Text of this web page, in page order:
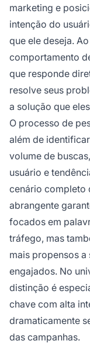
marketing e
intenção do
que ele deseja.
comportamento
que responde
resolve seus
a solução que
O processo de
além de
volume de
usuário e
cenário completo
abrangente
focados em
tráfego, mas
mais propensos
engajados. No
distinção é
chave com alta
dramaticamente
das campanhas.